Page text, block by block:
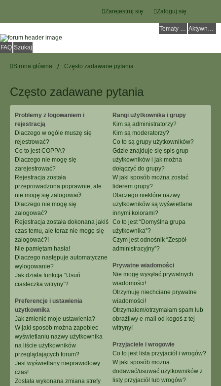
Zaloguj się
Zarejestruj się
Tematy bez odpowiedzi Aktywne tematy
FAQ Szukaj
Strona główna Często zadawane pytania
Często zadawane pytania
Problemy z logowaniem i
rejestracją
Dlaczego w ogóle muszę się
rejestrować?
Co to jest COPPA?
Dlaczego nie mogę się
zarejestrować?
Rejestracja została
przeprowadzona poprawnie, ale
nie mogę się zalogować!
Dlaczego nie mogę się
zalogować?
Rejestracja została dokonana jakiś
czas temu, ale teraz nie mogę się
zalogować?!
Nie pamiętam hasła!
Dlaczego następuje automatyczne
wylogowanie?
Jak działa funkcja “Usuń
ciasteczka witryny”?
Preferencje i ustawienia
użytkownika
Jak zmienić moje ustawienia?
W jaki sposób można zapobiec
wyświetlaniu nazwy użytkownika
na liście użytkowników
przeglądających forum?
Jest wyświetlany nieprawidłowy
czas!
Została wykonana zmiana strefy
Rangi użytkownika i grupy
Kim są administratorzy?
Kim są moderatorzy?
Co to są grupy użytkowników?
Gdzie znajduje się spis grup
użytkowników i jak można
dołączyć do grupy?
W jaki sposób można zostać
liderem grupy?
Dlaczego niektóre nazwy
użytkowników są wyświetlane
innymi kolorami?
Co to jest “Domyślna grupa
użytkownika”?
Czym jest odnośnik “Zespół
administracyjny”?
Prywatne wiadomości
Nie mogę wysyłać prywatnych
wiadomości!
Otrzymuję niechciane prywatne
wiadomości!
Otrzymałem/otrzymałam spam lub
obraźliwy e-mail od kogoś z tej
witryny!
Przyjaciele i wrogowie
Co to jest lista przyjaciół i wrogów?
W jaki sposób można
dodawać/usuwać użytkowników z
listy przyjaciół lub wrogów?